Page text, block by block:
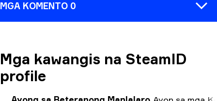
MGA KOMENTO 0
MAGKOMENTO
Mga kawangis na SteamID
profile